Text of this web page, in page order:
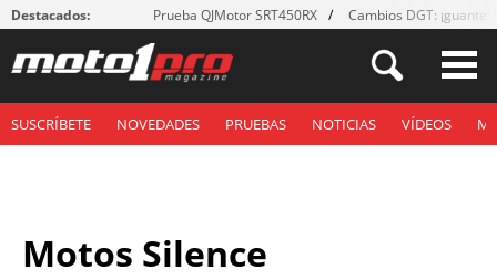
Destacados: Prueba QJMotor SRT450RX Cambios DGT: ¡guantes!
SUSCRÍBETE NOVEDADES PRUEBAS NOTICIAS VÍDEOS
Motos Silence